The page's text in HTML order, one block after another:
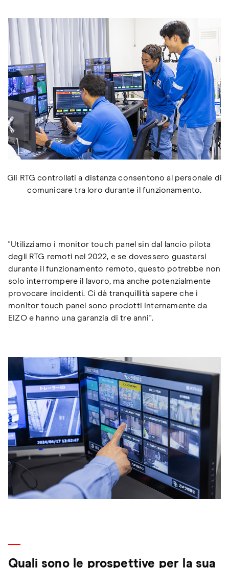
Gli RTG controllati a distanza consentono al personale di
comunicare tra loro durante il funzionamento.
"Utilizziamo i monitor touch panel sin dal lancio pilota
degli RTG remoti nel 2022, e se dovessero guastarsi
durante il funzionamento remoto, questo potrebbe non
solo interrompere il lavoro, ma anche potenzialmente
provocare incidenti. Ci dà tranquillità sapere che i
monitor touch panel sono prodotti internamente da
EIZO e hanno una garanzia di tre anni".
Quali sono le prospettive per la sua